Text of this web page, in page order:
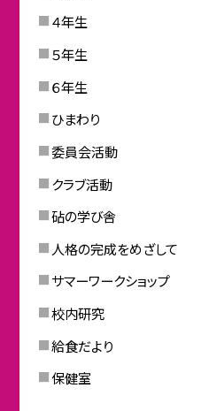
４年生
５年生
６年生
ひまわり
委員会活動
クラブ活動
砧の学び舎
人格の完成をめざして
サマーワークショップ
校内研究
給食だより
保健室